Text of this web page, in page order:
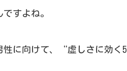
すよね。
性に向けて、“虚しさに効く5